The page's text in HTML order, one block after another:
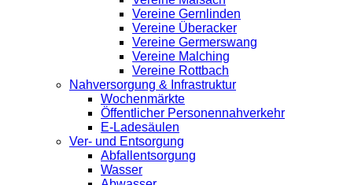
Vereine Gernlinden
Vereine Überacker
Vereine Germerswang
Vereine Malching
Vereine Rottbach
Nahversorgung & Infrastruktur
Wochenmärkte
Öffentlicher Personennahverkehr
E-Ladesäulen
Ver- und Entsorgung
Abfallentsorgung
Wasser